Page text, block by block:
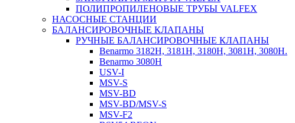
ПОЛИПРОПИЛЕНОВЫЕ ТРУБЫ VALFEX
НАСОСНЫЕ СТАНЦИИ
БАЛАНСИРОВОЧНЫЕ КЛАПАНЫ
РУЧНЫЕ БАЛАНСИРОВОЧНЫЕ КЛАПАНЫ
Benarmo 3182H, 3181Н, 3180Н, 3081Н, 3080Н.
Benarmo 3080H
USV-I
MSV-S
MSV-BD
MSV-BD/MSV-S
MSV-F2